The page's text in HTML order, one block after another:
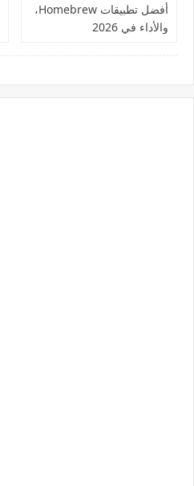
أفضل تطبيقات Homebrew،
والأداء في 2026